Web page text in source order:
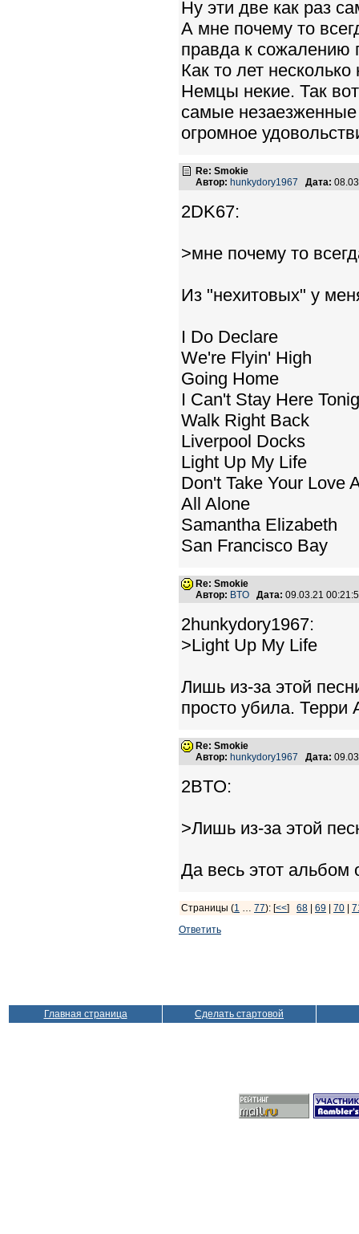
Ну эти две как раз
А мне почему то
правда к сожалению
Как то лет
Немцы некие. Так
самые
огромное
Re: Smokie
Автор: hunkydory1967 Дата:
2DK67:
>мне почему то
Из "нехитовых" у
I Do Declare
We're Flyin' High
Going Home
I Can't Stay Here
Walk Right Back
Liverpool Docks
Light Up My Life
Don't Take Your Love
All Alone
Samantha Elizabeth
San Francisco Bay
Re: Smokie
Автор: BTO Дата: 09.03.21
2hunkydory1967:
>Light Up My Life
Лишь из-за этой
просто убила. Терри
Re: Smokie
Автор: hunkydory1967 Дата:
2BTO:
>Лишь из-за этой
Да весь этот
Страницы (1 … 77): [<<] 68 69 70
Ответить
Главная страница Сделать стартовой